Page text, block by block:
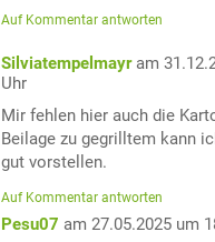
Auf Kommentar antworten
Silviatempelmayr am
Uhr
Mir fehlen hier auch die
Beilage zu gegrilltem kann
gut vorstellen.
Auf Kommentar antworten
Pesu07 am 27.05.2025 um